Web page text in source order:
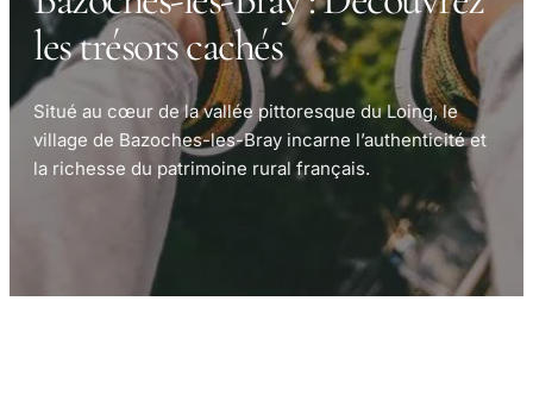
les trésors cachés
Situé au cœur de la vallée pittoresque du Loing, le
village de Bazoches-les-Bray incarne l’authenticité et
la richesse du patrimoine rural français.